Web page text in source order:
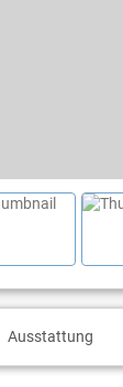
Ausstattung